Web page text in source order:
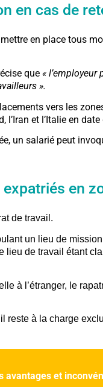
en cas de
en place tous
que «
».
vers les
l’Iran et l’Italie en
un salarié peut
en
de travail.
un lieu de
lieu de travail étant
à l’étranger, le
reste à la charge
avantages et